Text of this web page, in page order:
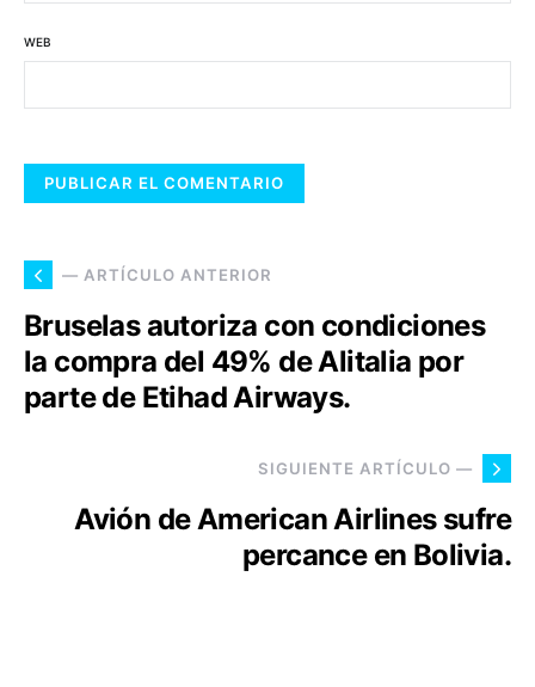
WEB
— ARTÍCULO ANTERIOR
Bruselas autoriza con condiciones
la compra del 49% de Alitalia por
parte de Etihad Airways.
SIGUIENTE ARTÍCULO —
Avión de American Airlines sufre
percance en Bolivia.